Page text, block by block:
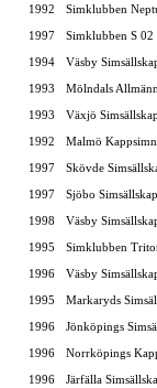
1992
Simklubben
1997
Simklubben S 02
1994
Väsby
1993
Mölndals
1993
Växjö
1992
Malmö
1997
Skövde
1997
Sjöbo Simsällskap
1998
Väsby
1995
Simklubben
1996
Väsby
1995
Markaryds
1996
Jönköpings
1996
Norrköpings
1996
Järfälla